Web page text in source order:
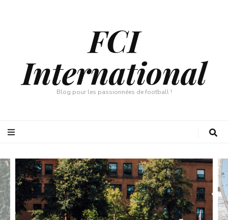
FCI
International
Blog pour les passionnées de football !